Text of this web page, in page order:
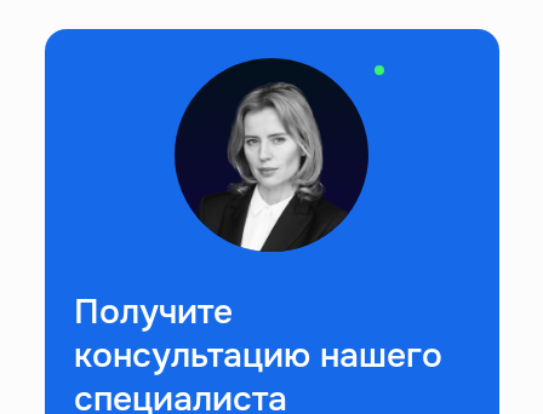
Получите
консультацию нашего
специалиста